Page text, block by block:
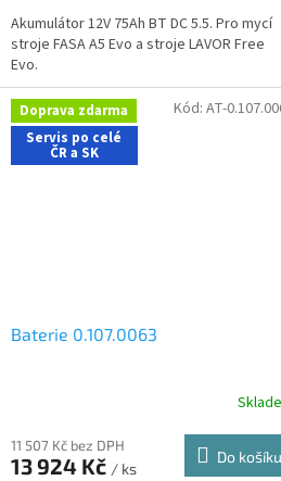
Akumulátor 12V 75Ah BT DC 5.5. Pro mycí
stroje FASA A5 Evo a stroje LAVOR Free
Evo.
Doprava zdarma
Servis po celé
ČR a SK
Baterie 0.107.0063
11 507 Kč bez DPH
13 924 Kč / ks
Do košíku
Kód: AT-